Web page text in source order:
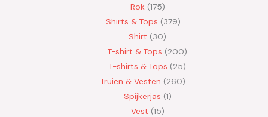
Rok 175
Shirts & Tops 379
Shirt
30
T-shirt & Tops
200
T-shirts & Tops
25
Truien & Vesten
260
Spijkerjas 1
Vest 15